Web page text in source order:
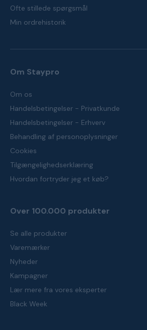
Ofte stillede spørgsmål
Min ordrehistorik
Om Staypro
Om os
Handelsbetingelser - Privatkunde
Handelsbetingelser - Erhverv
Behandling af personoplysninger
Cookies
Tilgængelighedserklæring
Hvordan fortryder jeg et køb?
Over 100.000 produkter
Se alle produkter
Varemærker
Nyheder
Kampagner
Lær mere fra vores eksperter
Black Week